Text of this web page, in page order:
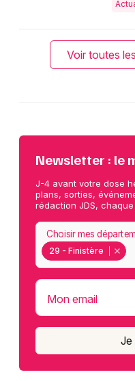
Voir toutes
Newsletter : le
J-4 avant votre dose
plans, sorties,
rédaction JDS, chaque
29 - Finistère
Choisir mes
Mon email
Je